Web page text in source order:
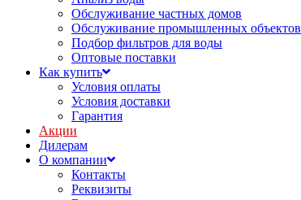
Обслуживание частных домов
Обслуживание промышленных объектов
Подбор фильтров для воды
Оптовые поставки
Как купить
Условия оплаты
Условия доставки
Гарантия
Акции
Дилерам
О компании
Контакты
Реквизиты